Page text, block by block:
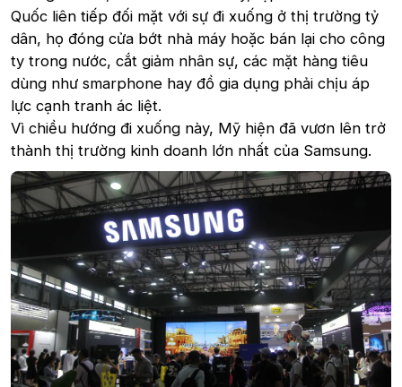
Quốc liên tiếp đối mặt với sự đi xuống ở thị trường tỷ
dân, họ đóng cửa bớt nhà máy hoặc bán lại cho công
ty trong nước, cắt giảm nhân sự, các mặt hàng tiêu
dùng như smarphone hay đồ gia dụng phải chịu áp
lực cạnh tranh ác liệt.
Vì chiều hướng đi xuống này, Mỹ hiện đã vươn lên trở
thành thị trường kinh doanh lớn nhất của Samsung.